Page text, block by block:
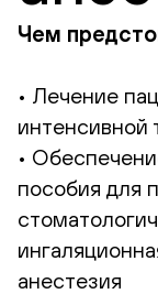
Чем
• Лечение
интенсивной
•
пособия для
анестезия